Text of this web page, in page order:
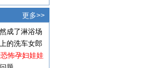
更多>>
成了淋浴场
的洗车女郎
怖孕妇娃娃